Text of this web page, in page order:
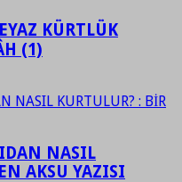
KÜRTLÜK
(1)
NASIL
AKSU YAZISI